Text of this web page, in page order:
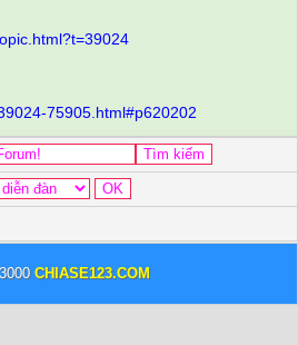
75905.html#p620202
CHIASE123.COM